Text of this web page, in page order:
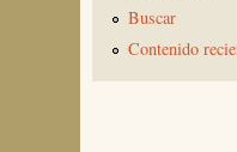
Buscar
Contenido